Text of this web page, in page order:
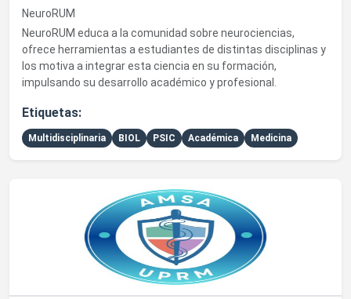
NeuroRUM
NeuroRUM educa a la comunidad sobre neurociencias,
ofrece herramientas a estudiantes de distintas disciplinas y
los motiva a integrar esta ciencia en su formación,
impulsando su desarrollo académico y profesional.
Etiquetas:
Multidisciplinaria BIOL PSIC Académica Medicina
Ver detalles de American Medical Student Association